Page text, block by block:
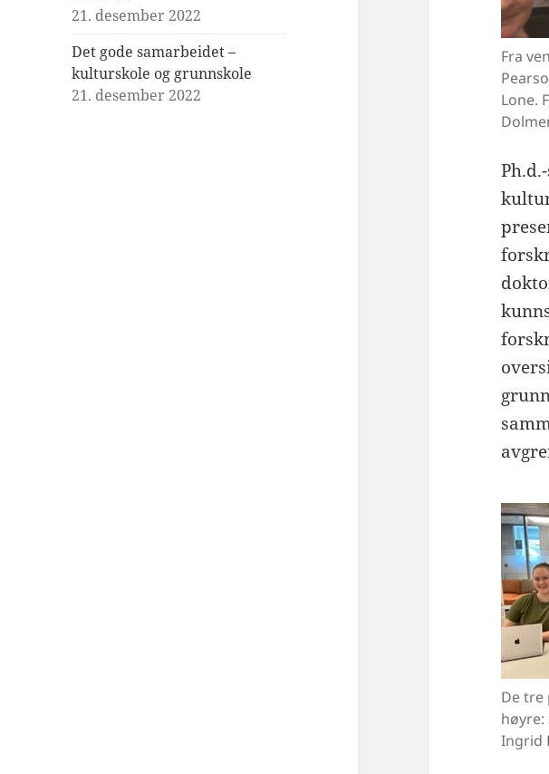
21. desember 2022
Det gode samarbeidet –
kulturskole og grunnskole
21. desember 2022
Fra
Lone.
De tre
høyre:
Ingrid